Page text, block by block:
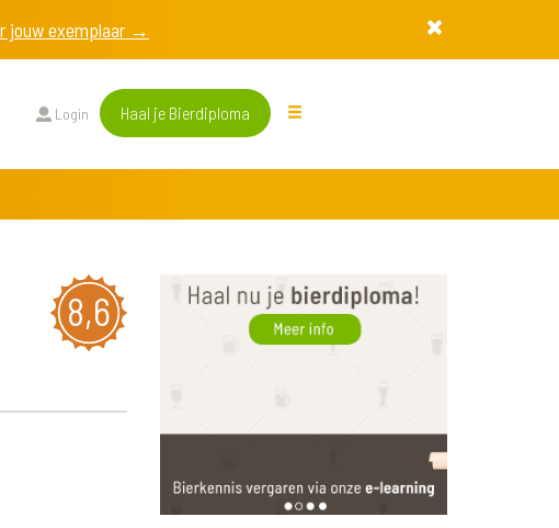
jouw exemplaar →
Login Haal je Bierdiploma
8,6